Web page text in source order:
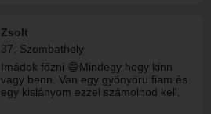
Zsolt
37, Szombathely
Imádok főzni 😄Mindegy hogy kinn
vagy benn. Van egy gyönyöru fiam és
egy kislányom ezzel számolnod kell.